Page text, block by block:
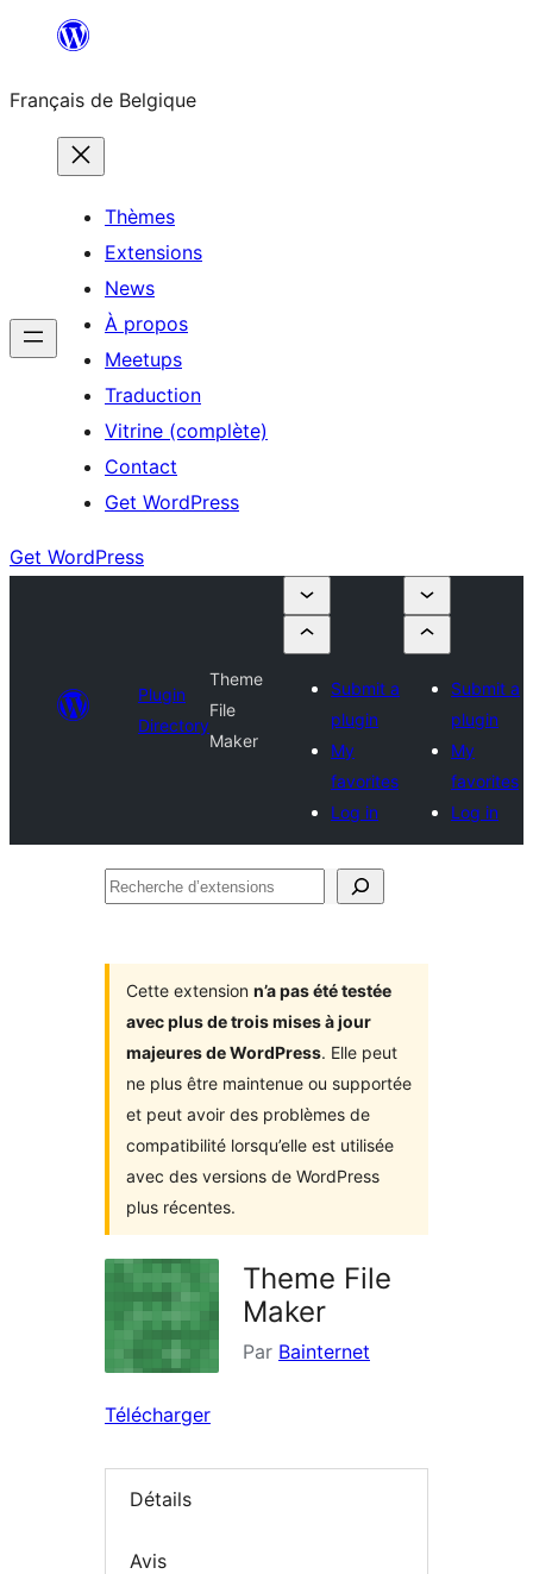
contenu
Français de Belgique
Thèmes
Extensions
News
À propos
Meetups
Traduction
Vitrine (complète)
Contact
Get WordPress
Get WordPress
Plugin
Directory
Theme
File
Maker
Submit a
plugin
My
favorites
Log in
Submit a
plugin
My
favorites
Log in
Recherche
Cette extension n’a pas été testée
avec plus de trois mises à jour
majeures de WordPress. Elle peut
ne plus être maintenue ou supportée
et peut avoir des problèmes de
compatibilité lorsqu’elle est utilisée
avec des versions de WordPress
plus récentes.
Theme File
Maker
Par Bainternet
Télécharger
Détails
Avis